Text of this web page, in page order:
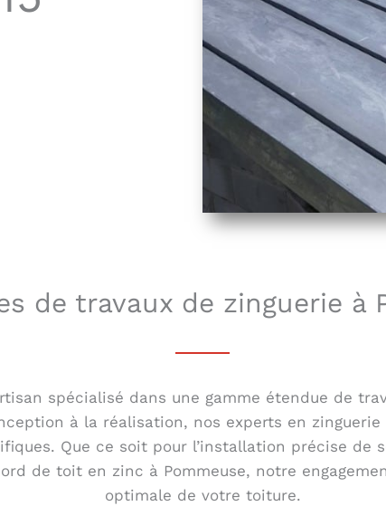
de travaux de zinguerie à
spécialisé dans une gamme étendue de
à la réalisation, nos experts en
Que ce soit pour l’installation précise de
de toit en zinc à Pommeuse, notre
optimale de votre toiture.